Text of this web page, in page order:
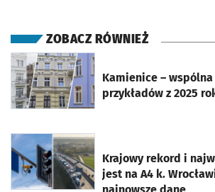
ZOBACZ RÓWNIEŻ
Kamienice – wspólna
przykładów z 2025
otworzy się w nowej karcie
Krajowy rekord i
jest na A4 k.
najnowsze dane
otworzy się w nowej karcie